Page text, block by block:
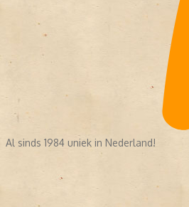
Al sinds 1984 uniek in Nederland!